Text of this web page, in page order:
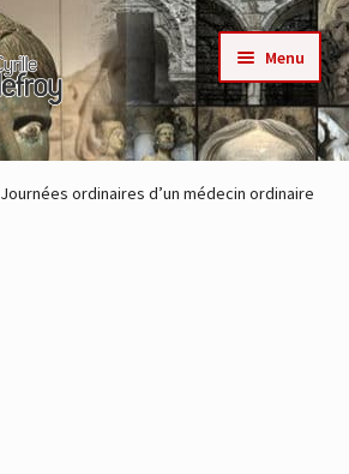
Menu
Journées ordinaires d’un médecin ordinaire